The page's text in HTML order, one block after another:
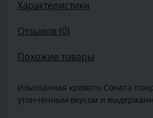
Характеристики
Отзывов (0)
Похожие товары
Изысканная кровать Соната
утончённым вкусом и